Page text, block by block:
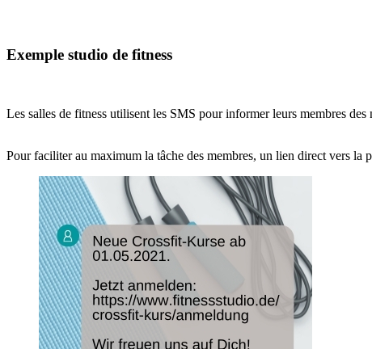
Exemple studio de fitness
Les salles de fitness utilisent les SMS pour informer leurs membres des
Pour faciliter au maximum la tâche des membres, un lien direct vers